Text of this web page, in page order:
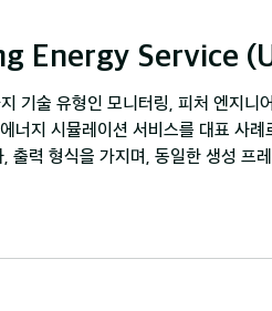
Service generator - Urban
술 유형인 모니터링, 피처 엔지니
지 시뮬레이션 서비스를 대표 사례
력 형식을 가지며, 동일한 생성 프